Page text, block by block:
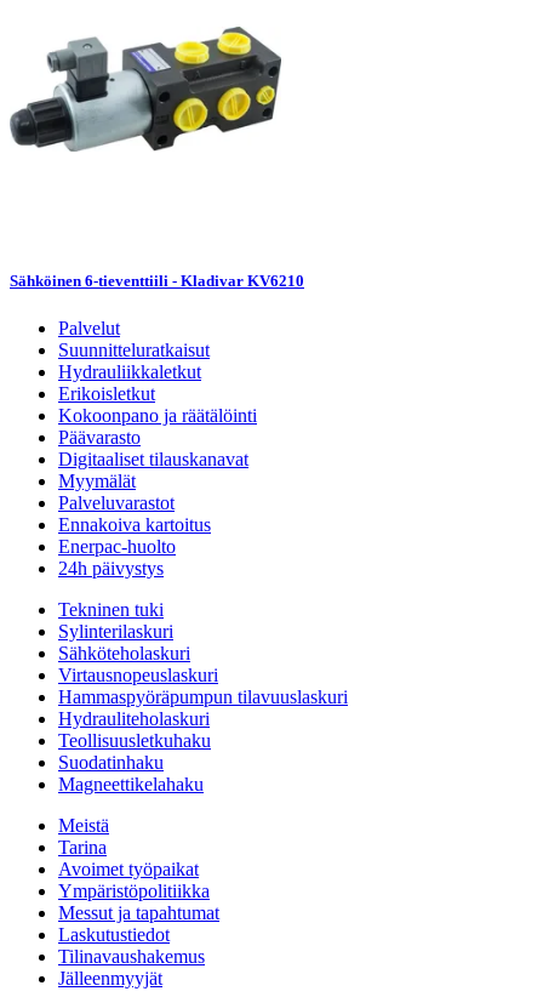
Sähköinen 6-tieventtiili - Kladivar KV6210
Palvelut
Suunnitteluratkaisut
Hydrauliikkaletkut
Erikoisletkut
Kokoonpano ja räätälöinti
Päävarasto
Digitaaliset tilauskanavat
Myymälät
Palveluvarastot
Ennakoiva kartoitus
Enerpac-huolto
24h päivystys
Tekninen tuki
Sylinterilaskuri
Sähköteholaskuri
Virtausnopeuslaskuri
Hammaspyöräpumpun tilavuuslaskuri
Hydrauliteholaskuri
Teollisuusletkuhaku
Suodatinhaku
Magneettikelahaku
Meistä
Tarina
Avoimet työpaikat
Ympäristöpolitiikka
Messut ja tapahtumat
Laskutustiedot
Tilinavaushakemus
Jälleenmyyjät